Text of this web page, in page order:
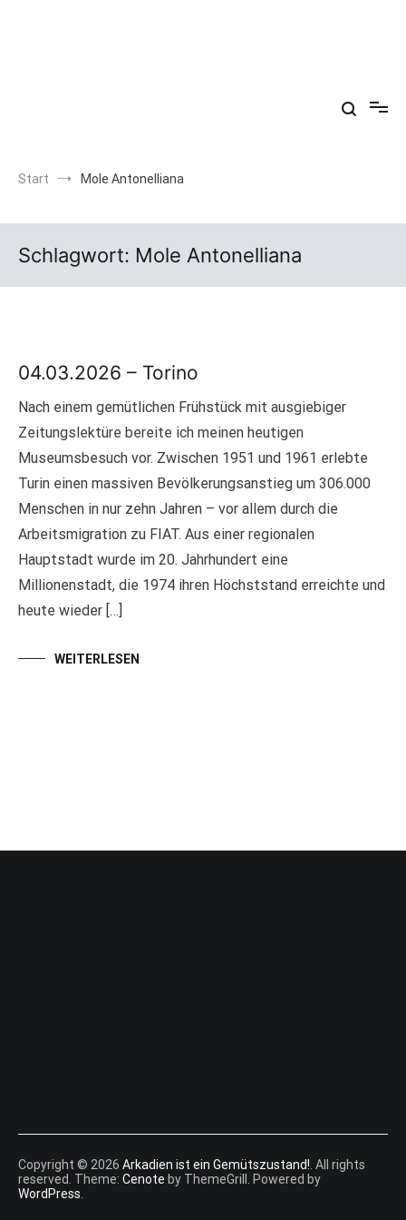
Start Mole Antonelliana
Schlagwort: Mole Antonelliana
04.03.2026 – Torino
Nach einem gemütlichen Frühstück mit ausgiebiger
Zeitungslektüre bereite ich meinen heutigen
Museumsbesuch vor. Zwischen 1951 und 1961 erlebte
Turin einen massiven Bevölkerungsanstieg um 306.000
Menschen in nur zehn Jahren – vor allem durch die
Arbeitsmigration zu FIAT. Aus einer regionalen
Hauptstadt wurde im 20. Jahrhundert eine
Millionenstadt, die 1974 ihren Höchststand erreichte und
heute wieder […]
WEITERLESEN
Copyright © 2026 Arkadien ist ein Gemütszustand! . All rights
reserved. Theme: Cenote by ThemeGrill. Powered by
WordPress